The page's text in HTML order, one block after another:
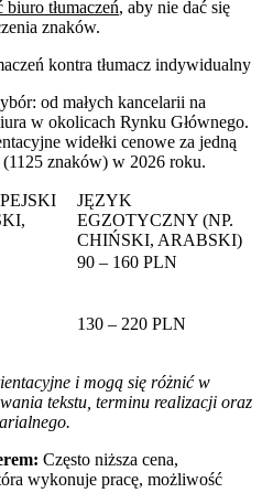
tłumaczeń, aby nie dać się
znaków.
kontra tłumacz indywidualny
od małych kancelarii na
w okolicach Rynku Głównego.
widełki cenowe za jedną
(1125 znaków) w 2026 roku.
JĘZYK
EGZOTYCZNY (NP.
CHIŃSKI, ARABSKI)
90 – 160 PLN
130 – 220 PLN
i mogą się różnić w
tekstu, terminu realizacji oraz
Często niższa cena,
wykonuje pracę, możliwość